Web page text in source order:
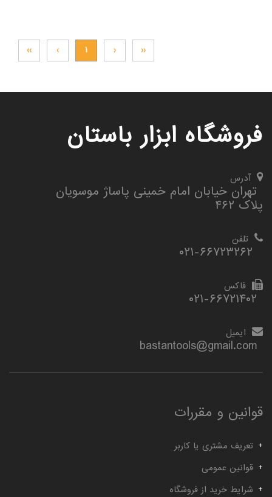
›› › ۱ ‹ ‹‹
فروشگاه ابزار باستان
آدرس
تهران خیابان امام خمینی پاساژ موسویان
پلاک ۴۶۲
تلفن
فاکس
۰۲۱-۶۶۷۲۱۴۰۲
ایمیل
bastantools@gmail.com
قوانین و مقررات
تعریف مشتری یا کاربر
قوانین عمومی
شرایط خرید از فروشگاه